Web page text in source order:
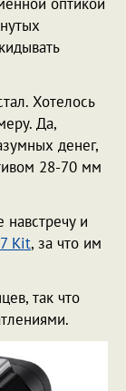
Хотелось
Да,
денег,
28-70 мм
и
Kit, за что им
так что